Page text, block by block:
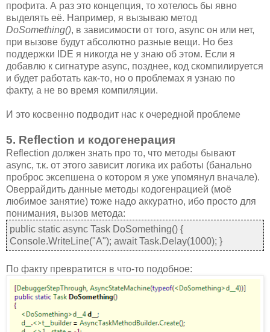
профита. А раз это концепция, то хотелось бы явно
выделять её. Например, я вызываю метод
DoSomething(), в зависимости от того, async он или нет,
при вызове будут абсолютно разные вещи. Но без
поддержки IDE я никогда не у знаю об этом. Если я
добавлю к сигнатуре async, позднее, код скомпилируется
и будет работать как-то, но о проблемах я узнаю по
факту, а не во время компиляции.
И это косвенно подводит нас к очередной проблеме
5. Reflection и кодогенерация
Reflection должен знать про то, что методы бывают
async, т.к. от этого зависит логика их работы (банально
проброс эксепшена о котором я уже упомянул вначале).
Оверрайдить данные методы кодогенрацией (моё
любимое занятие) тоже надо аккуратно, ибо просто для
понимания, вызов метода:
public static async Task DoSomething() {
Console.WriteLine("A"); await Task.Delay(1000); }
По факту превратится в что-то подобное: